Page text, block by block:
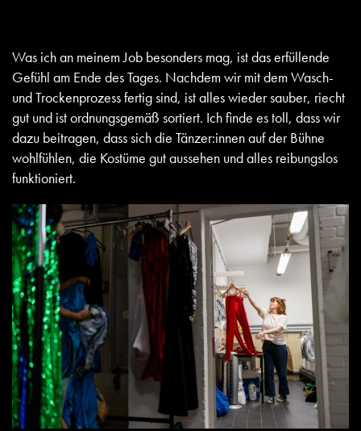
Was ich an meinem Job besonders mag, ist das erfüllende
Gefühl am Ende des Tages. Nachdem wir mit dem Wasch-
und Trockenprozess fertig sind, ist alles wieder sauber, riecht
gut und ist ordnungsgemäß sortiert. Ich finde es toll, dass wir
dazu beitragen, dass sich die Tänzer:innen auf der Bühne
wohlfühlen, die Kostüme gut aussehen und alles reibungslos
funktioniert.